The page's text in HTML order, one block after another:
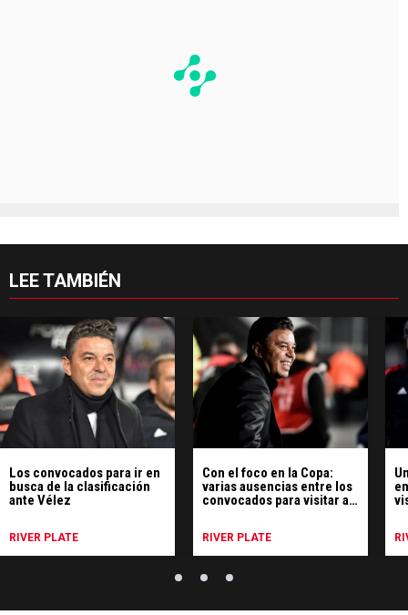
LEE TAMBIÉN
Los convocados para ir en
busca de la clasificación
ante Vélez
RIVER PLATE
Con el foco en la Copa:
varias ausencias entre los
convocados para visitar a
RIVER PLATE